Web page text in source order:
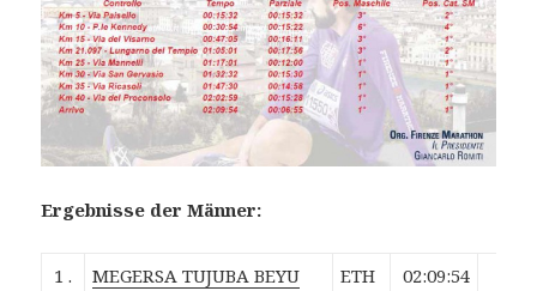
Ergebnisse der Männer:
1 . MEGERSA TUJUBA BEYU ETH
02:09:54